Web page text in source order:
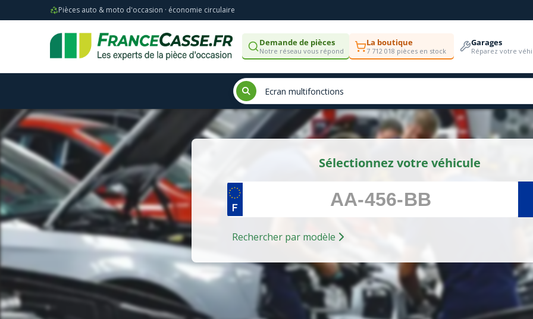
Pièces auto & moto d'occasion · économie circulaire
Demande de pièces
Notre réseau vous répond
La boutique
7 712 018 pièces en stock
Garages
Réparez votre
Sélectionnez votre véhicule
Rechercher par modèle